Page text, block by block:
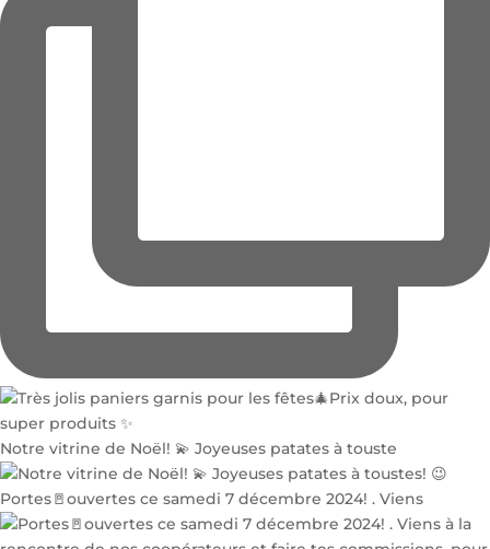
Notre vitrine de Noël! 💫 Joyeuses patates à touste
Portes🚪ouvertes ce samedi 7 décembre 2024! . Viens